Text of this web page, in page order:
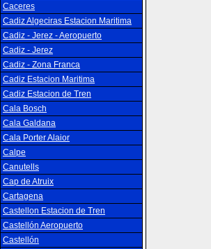
Caceres
Cadiz Algeciras Estacion Maritima
Cadiz - Jerez - Aeropuerto
Cadiz - Jerez
Cadiz - Zona Franca
Cadiz Estacion Maritima
Cadiz Estacion de Tren
Cala Bosch
Cala Galdana
Cala Porter Alaior
Calpe
Canutells
Cap de Atruix
Cartagena
Castellon Estacion de Tren
Castellón Aeropuerto
Castellón